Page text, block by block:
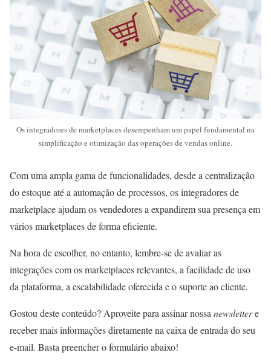
Os integradores de marketplaces desempenham um papel fundamental na
simplificação e otimização das operações de vendas online.
Com uma ampla gama de funcionalidades, desde a centralização
do estoque até a automação de processos, os integradores de
marketplace ajudam os vendedores a expandirem sua presença em
vários marketplaces de forma eficiente.
Na hora de escolher, no entanto, lembre-se de avaliar as
integrações com os marketplaces relevantes, a facilidade de uso
da plataforma, a escalabilidade oferecida e o suporte ao cliente.
Gostou deste conteúdo? Aproveite para assinar nossa newslettere
receber mais informações diretamente na caixa de entrada do seu
e-mail. Basta preencher o formulário abaixo!